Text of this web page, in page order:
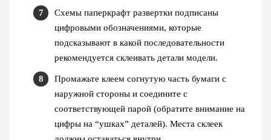
Схемы паперкрафт развертки подписаны
цифровыми обозначениями, которые
подсказывают в какой последовательности
рекомендуется склеивать детали модели.
Промажьте клеем согнутую часть бумаги с
наружной стороны и соедините с
соответствующей парой (обратите внимание на
цифры на “ушках” деталей). Места склеек